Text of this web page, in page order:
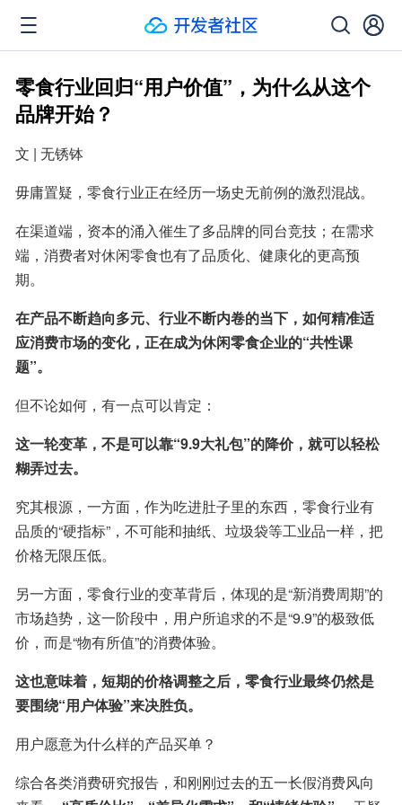
零食行业回归“用户价值”，为什么从这个
品牌开始？
文 | 无锈钵
毋庸置疑，零食行业正在经历一场史无前例的激烈混战。
在渠道端，资本的涌入催生了多品牌的同台竞技；在需求
端，消费者对休闲零食也有了品质化、健康化的更高预
期。
在产品不断趋向多元、行业不断内卷的当下，如何精准适
应消费市场的变化，正在成为休闲零食企业的“共性课
题”。
但不论如何，有一点可以肯定：
这一轮变革，不是可以靠“9.9大礼包”的降价，就可以轻松
糊弄过去。
究其根源，一方面，作为吃进肚子里的东西，零食行业有
品质的“硬指标”，不可能和抽纸、垃圾袋等工业品一样，把
价格无限压低。
另一方面，零食行业的变革背后，体现的是“新消费周期”的
市场趋势，这一阶段中，用户所追求的不是“9.9”的极致低
价，而是“物有所值”的消费体验。
这也意味着，短期的价格调整之后，零食行业最终仍然是
要围绕“用户体验”来决胜负。
用户愿意为什么样的产品买单？
综合各类消费研究报告，和刚刚过去的五一长假消费风向